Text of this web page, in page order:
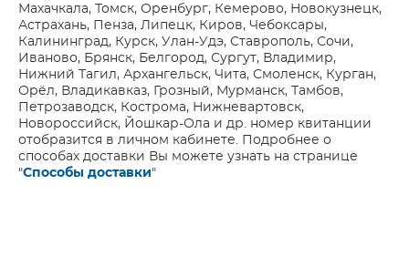
Махачкала, Томск, Оренбург, Кемерово, Новокузнецк,
Астрахань, Пенза, Липецк, Киров, Чебоксары,
Калининград, Курск, Улан-Удэ, Ставрополь, Сочи,
Иваново, Брянск, Белгород, Сургут, Владимир,
Нижний Тагил, Архангельск, Чита, Смоленск, Курган,
Орёл, Владикавказ, Грозный, Мурманск, Тамбов,
Петрозаводск, Кострома, Нижневартовск,
Новороссийск, Йошкар-Ола и др. номер квитанции
отобразится в личном кабинете. Подробнее о
способах доставки Вы можете узнать на странице
"Способы доставки"